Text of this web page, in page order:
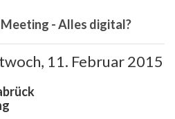
- Alles digital?
11. Februar 2015